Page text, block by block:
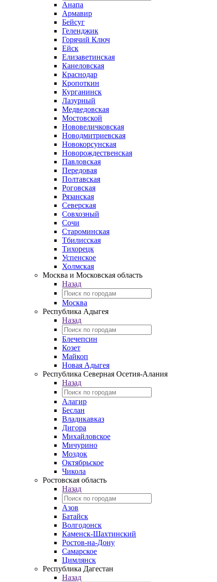
Анапа
Армавир
Бейсуг
Геленджик
Горячий Ключ
Ейск
Елизаветинская
Канеловская
Краснодар
Кропоткин
Курганинск
Лазурный
Медведовская
Мостовской
Нововеличковская
Новодмитриевская
Новокорсунская
Новорождественская
Павловская
Передовая
Полтавская
Роговская
Рязанская
Северская
Совхозный
Сочи
Староминская
Тбилисская
Тихорецк
Успенское
Холмская
Москва и Московская область
Назад
Москва
Республика Адыгея
Назад
Блечепсин
Козет
Майкоп
Новая Адыгея
Республика Северная Осетия-Алания
Назад
Алагир
Беслан
Владикавказ
Дигора
Михайловское
Мичурино
Моздок
Октябрьское
Чикола
Ростовская область
Назад
Азов
Батайск
Волгодонск
Каменск-Шахтинский
Ростов-на-Дону
Самарское
Цимлянск
Республика Дагестан
Назад